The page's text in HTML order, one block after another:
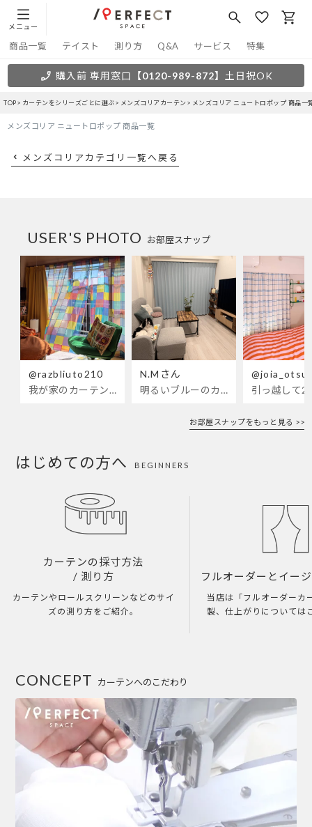
メニュー
商品一覧 テイスト 測り方 Q&A サービス 特集
購入前 専用窓口 【0120-989-872】 土日祝OK
TOP カーテンをシリーズごとに選ぶ メンズコリアカーテン メンズコリア ニュートロポップ 商品一
メンズコリア ニュートロポップ 商品一覧
メンズコリアカテゴリ一覧へ戻る
お部屋スナップ
USER'S PHOTO
@razbliuto210
我が家のカーテンが新しくなりました🌼早起きが超絶苦手な私が、思わず朝カーテンを開けて光合成するようになったステンドグラスカーテン…！
N.Mさん
明るいブルーのカーテンで、部屋全体が明るく。白を基調とした部屋にぴったりです。
お部屋スナップをもっと見る >>
はじめての方へ BEGINNERS
カーテンの採寸方法
/ 測り方
カーテンやロールスクリーンなどのサイ
ズの測り方をご紹介。
フルオーダーとイー
当店は「フルオーダーカ
製、仕上がりについては
カーテンへのこだわり
CONCEPT